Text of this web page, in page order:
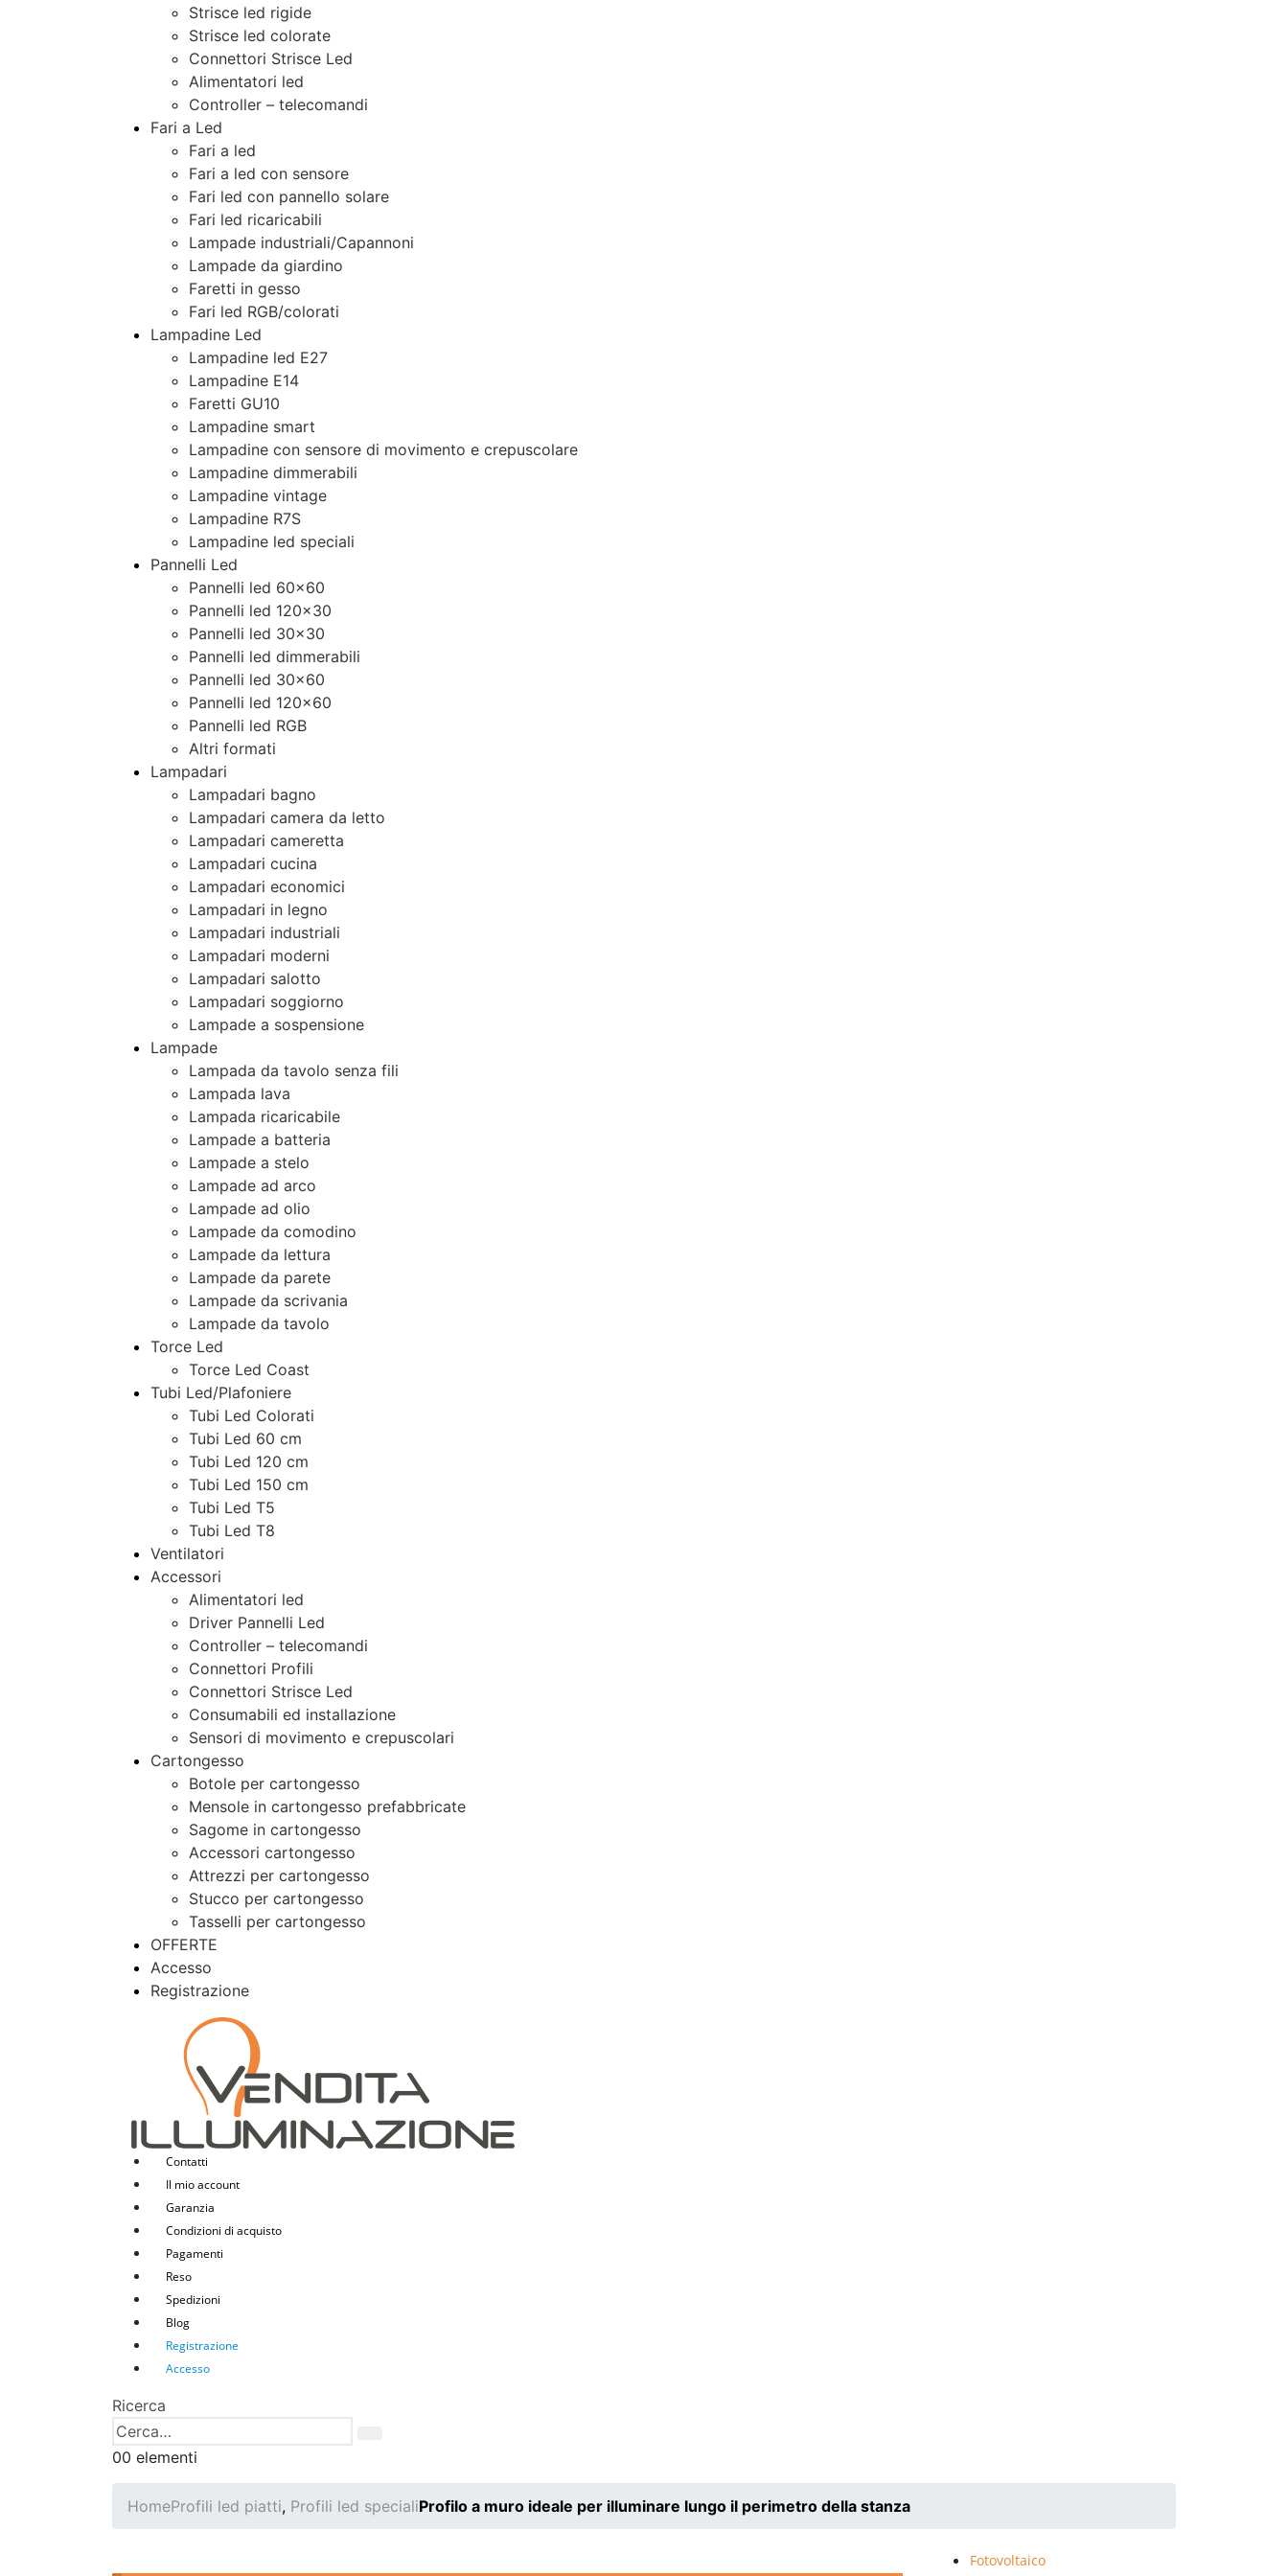
Strisce led rigide
Strisce led colorate
Connettori Strisce Led
Alimentatori led
Controller – telecomandi
Fari a Led
Fari a led
Fari a led con sensore
Fari led con pannello solare
Fari led ricaricabili
Lampade industriali/Capannoni
Lampade da giardino
Faretti in gesso
Fari led RGB/colorati
Lampadine Led
Lampadine led E27
Lampadine E14
Faretti GU10
Lampadine smart
Lampadine con sensore di movimento e crepuscolare
Lampadine dimmerabili
Lampadine vintage
Lampadine R7S
Lampadine led speciali
Pannelli Led
Pannelli led 60×60
Pannelli led 120×30
Pannelli led 30×30
Pannelli led dimmerabili
Pannelli led 30×60
Pannelli led 120×60
Pannelli led RGB
Altri formati
Lampadari
Lampadari bagno
Lampadari camera da letto
Lampadari cameretta
Lampadari cucina
Lampadari economici
Lampadari in legno
Lampadari industriali
Lampadari moderni
Lampadari salotto
Lampadari soggiorno
Lampade a sospensione
Lampade
Lampada da tavolo senza fili
Lampada lava
Lampada ricaricabile
Lampade a batteria
Lampade a stelo
Lampade ad arco
Lampade ad olio
Lampade da comodino
Lampade da lettura
Lampade da parete
Lampade da scrivania
Lampade da tavolo
Torce Led
Torce Led Coast
Tubi Led/Plafoniere
Tubi Led Colorati
Tubi Led 60 cm
Tubi Led 120 cm
Tubi Led 150 cm
Tubi Led T5
Tubi Led T8
Ventilatori
Accessori
Alimentatori led
Driver Pannelli Led
Controller – telecomandi
Connettori Profili
Connettori Strisce Led
Consumabili ed installazione
Sensori di movimento e crepuscolari
Cartongesso
Botole per cartongesso
Mensole in cartongesso prefabbricate
Sagome in cartongesso
Accessori cartongesso
Attrezzi per cartongesso
Stucco per cartongesso
Tasselli per cartongesso
OFFERTE
Accesso
Registrazione
Contatti
Il mio account
Garanzia
Condizioni di acquisto
Pagamenti
Reso
Spedizioni
Blog
Registrazione
Accesso
Ricerca
00 elementi
HomeProfili led piatti, Profili led specialiProfilo a muro ideale per illuminare lungo il perimetro della stanza
Fotovoltaico